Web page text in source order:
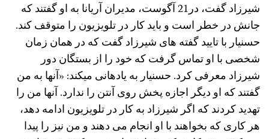
شیرزاد گفت، در21 آگوست، مدیران آریانا به او گفتند که
جانش در خطر است و باید کار در تلویزیون را متوقف کند.
حسنیار با تایید گفته های شیرزاد گفت که در همان زمان
شخصی با او تماس گرفت که خود را از بستگان دور
شیرزاد معرفی کرد. حسنیار به یادهانی میکند: «آنها به من
گفتند که او دیگر اجازه پخش روی آنتن را ندارد. آنها من را
تهدید کردند که اگر شیرزاد به کار در تلویزیون ادامه دهد،
هر کاری که بخواهند با او انجام می دهند و من نیز را پیدا